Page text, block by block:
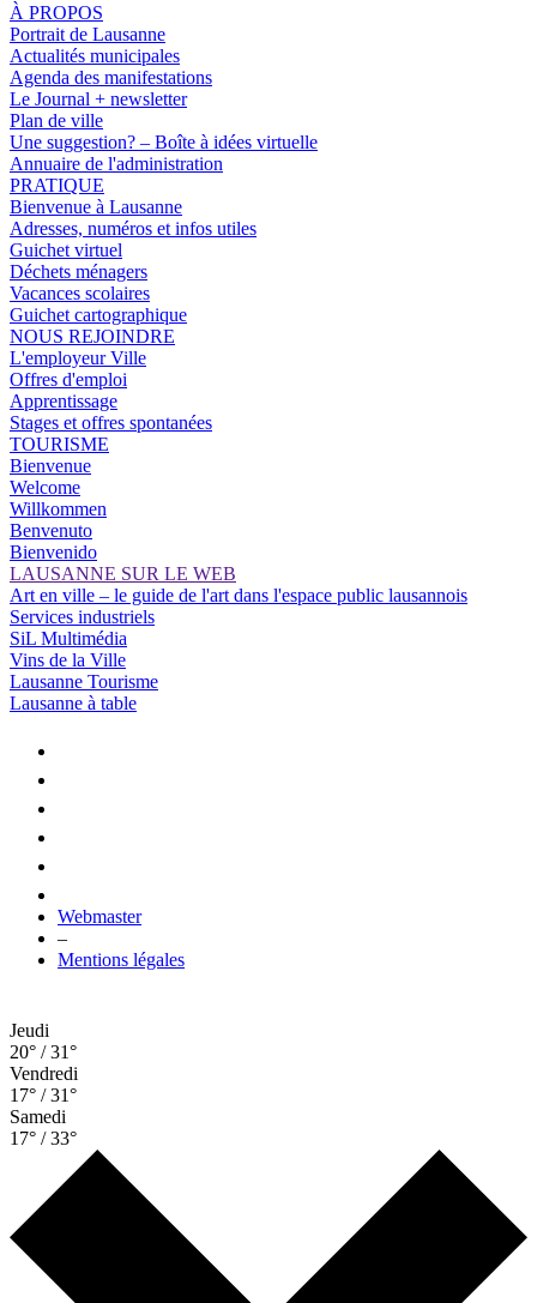
À PROPOS
Portrait de Lausanne
Actualités municipales
Agenda des manifestations
Le Journal + newsletter
Plan de ville
Une suggestion? – Boîte à idées virtuelle
Annuaire de l'administration
PRATIQUE
Bienvenue à Lausanne
Adresses, numéros et infos utiles
Guichet virtuel
Déchets ménagers
Vacances scolaires
Guichet cartographique
NOUS REJOINDRE
L'employeur Ville
Offres d'emploi
Apprentissage
Stages et offres spontanées
TOURISME
Bienvenue
Welcome
Willkommen
Benvenuto
Bienvenido
LAUSANNE SUR LE WEB
Art en ville – le guide de l'art dans l'espace public lausannois
Services industriels
SiL Multimédia
Vins de la Ville
Lausanne Tourisme
Lausanne à table
Webmaster
–
Mentions légales
Jeudi
20° / 31°
Vendredi
17° / 31°
Samedi
17° / 33°